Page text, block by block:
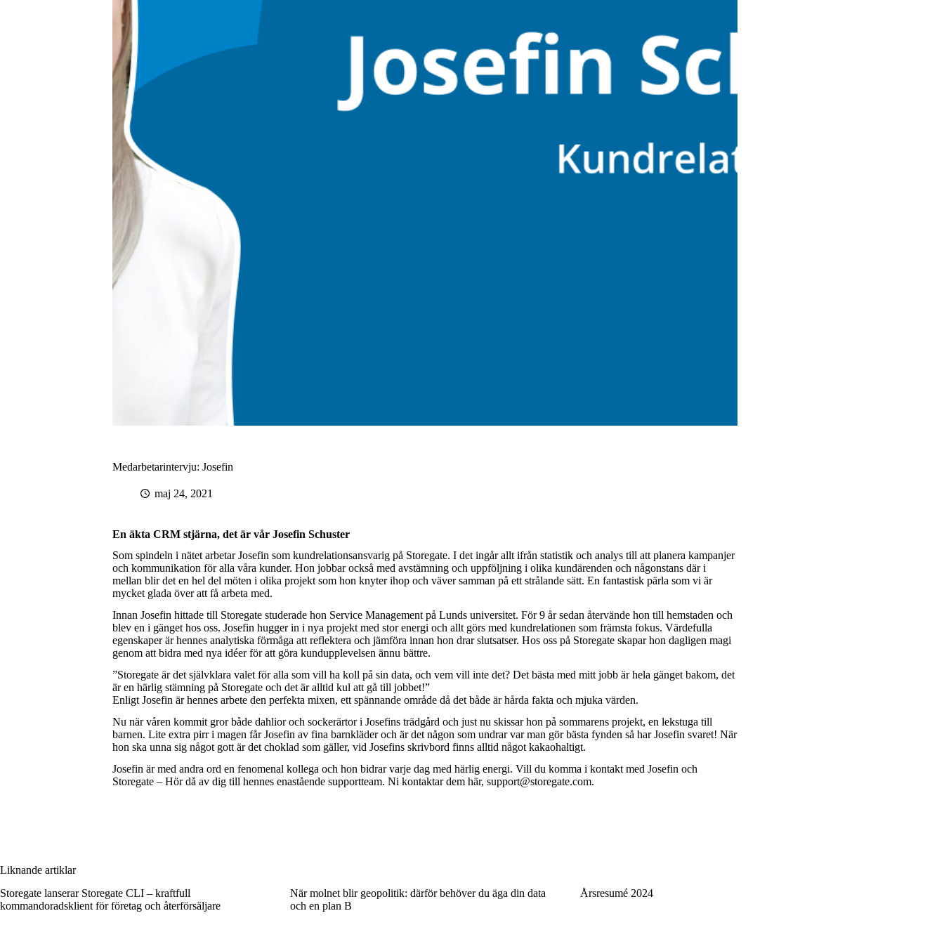
Medarbetarintervju: Josefin
maj 24, 2021
En äkta CRM stjärna, det är vår Josefin Schuster
Som spindeln i nätet arbetar Josefin som kundrelationsansvarig på Storegate. I det ingår allt ifrån statistik och analys till att planera kampanjer
och kommunikation för alla våra kunder. Hon jobbar också med avstämning och uppföljning i olika kundärenden och någonstans där i
mellan blir det en hel del möten i olika projekt som hon knyter ihop och väver samman på ett strålande sätt. En fantastisk pärla som vi är
mycket glada över att få arbeta med.
Innan Josefin hittade till Storegate studerade hon Service Management på Lunds universitet. För 9 år sedan återvände hon till hemstaden och
blev en i gänget hos oss. Josefin hugger in i nya projekt med stor energi och allt görs med kundrelationen som främsta fokus. Värdefulla
egenskaper är hennes analytiska förmåga att reflektera och jämföra innan hon drar slutsatser. Hos oss på Storegate skapar hon dagligen magi
genom att bidra med nya idéer för att göra kundupplevelsen ännu bättre.
”Storegate är det självklara valet för alla som vill ha koll på sin data, och vem vill inte det? Det bästa med mitt jobb är hela gänget bakom, det
är en härlig stämning på Storegate och det är alltid kul att gå till jobbet!”
Enligt Josefin är hennes arbete den perfekta mixen, ett spännande område då det både är hårda fakta och mjuka värden.
Nu när våren kommit gror både dahlior och sockerärtor i Josefins trädgård och just nu skissar hon på sommarens projekt, en lekstuga till
barnen. Lite extra pirr i magen får Josefin av fina barnkläder och är det någon som undrar var man gör bästa fynden så har Josefin svaret! När
hon ska unna sig något gott är det choklad som gäller, vid Josefins skrivbord finns alltid något kakaohaltigt.
Josefin är med andra ord en fenomenal kollega och hon bidrar varje dag med härlig energi. Vill du komma i kontakt med Josefin och
Storegate – Hör då av dig till hennes enastående supportteam. Ni kontaktar dem här, support@storegate.com.
Liknande artiklar
Storegate lanserar Storegate CLI – kraftfull
kommandoradsklient för företag och återförsäljare
När molnet blir geopolitik: därför behöver du äga din data
och en plan B
Årsresumé 2024